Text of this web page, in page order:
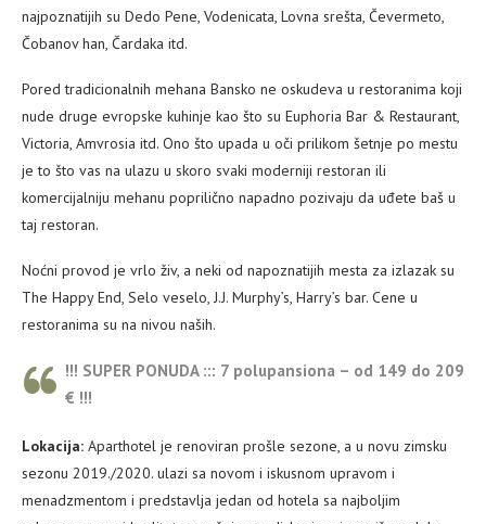
najpoznatijih su Dedo Pene, Vodenicata, Lovna srešta, Čevermeto,
Čobanov han, Čardaka itd.
Pored tradicionalnih mehana Bansko ne oskudeva u restoranima koji
nude druge evropske kuhinje kao što su Euphoria Bar & Restaurant,
Victoria, Amvrosia itd. Ono što upada u oči prilikom šetnje po mestu
je to što vas na ulazu u skoro svaki moderniji restoran ili
komercijalniju mehanu poprilično napadno pozivaju da uđete baš u
taj restoran.
Noćni provod je vrlo živ, a neki od napoznatijih mesta za izlazak su
The Happy End, Selo veselo, J.J. Murphy’s, Harry’s bar. Cene u
restoranima su na nivou naših.
!!! SUPER PONUDA ::: 7 polupansiona – od 149 do 209
€ !!!
Lokacija: Aparthotel je renoviran prošle sezone, a u novu zimsku
sezonu 2019./2020. ulazi sa novom i iskusnom upravom i
menadzmentom i predstavlja jedan od hotela sa najboljim